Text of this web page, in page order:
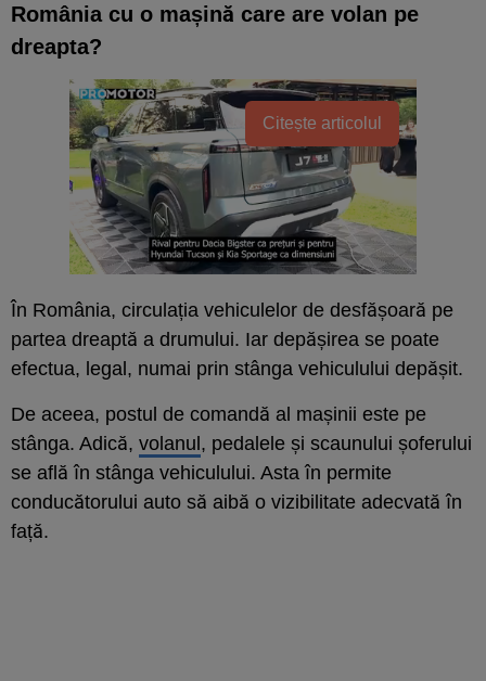
România cu o mașină care are volan pe
dreapta?
Citește articolul
În România, circulația vehiculelor de desfășoară pe
partea dreaptă a drumului. Iar depășirea se poate
efectua, legal, numai prin stânga vehiculului depășit.
De aceea, postul de comandă al mașinii este pe
stânga. Adică, volanul, pedalele și scaunului șoferului
se află în stânga vehiculului. Asta în permite
conducătorului auto să aibă o vizibilitate adecvată în
față.